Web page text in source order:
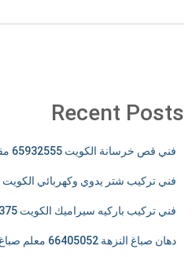
Recent Posts
فني قص خرسانة الكويت 65932555 مقاول قص وفتح كور
فني تركيب شتر يدوي وكهربائي الكويت 52227343 تركيب شترات
فني تركيب باركيه سيراميك الكويت 66447375 معلم سيراميك و باركيه
دهان صباغ النزهة 66405052 معلم صباغ و تركيب ورق جدران